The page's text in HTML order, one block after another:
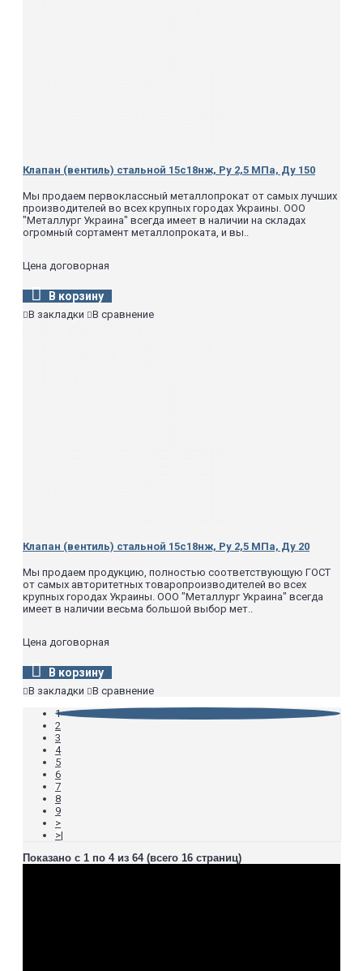
Клапан (вентиль) стальной 15с18нж, Ру 2,5 МПа, Ду 150
Мы продаем первоклассный металлопрокат от самых лучших
производителей во всех крупных городах Украины. ООО
"Металлург Украина" всегда имеет в наличии на складах
огромный сортамент металлопроката, и вы..
Цена договорная
В корзину
В закладки В сравнение
Клапан (вентиль) стальной 15с18нж, Ру 2,5 МПа, Ду 20
Мы продаем продукцию, полностью соответствующую ГОСТ
от самых авторитетных товаропроизводителей во всех
крупных городах Украины. ООО "Металлург Украина" всегда
имеет в наличии весьма большой выбор мет..
Цена договорная
В корзину
В закладки
В сравнение
1
2
3
4
5
6
7
8
9
>
>|
Показано с 1 по 4 из 64 (всего 16 страниц)